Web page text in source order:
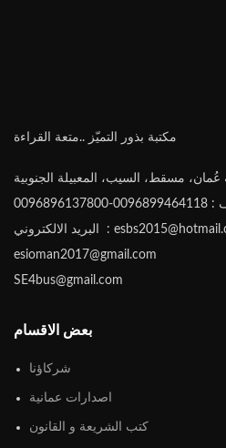
مكتبة بذور التميّز ..متعة القراءة
مسقط، السيب، المعبيلة الجنوبية
البريد الالكتروني : esbs2015@hotmail.com-
esioman2017@gmail.com
SE4bus@gmail.com
بعض الاقسام
شركاؤنا
اصدارات عمانية
كتب الشريعة و القانون